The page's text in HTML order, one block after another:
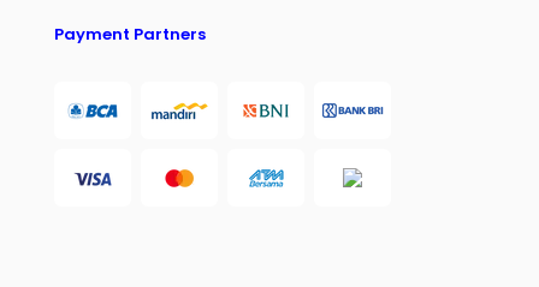
Payment Partners